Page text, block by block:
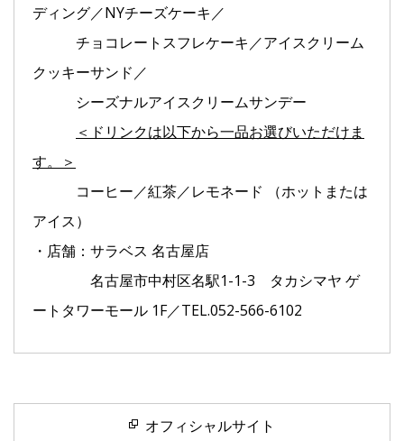
ディング／NYチーズケーキ／
チョコレートスフレケーキ／アイスクリーム
クッキーサンド／
シーズナルアイスクリームサンデー
＜ドリンクは以下から一品お選びいただけま
す。＞
コーヒー／紅茶／レモネード （ホットまたは
アイス）
・店舗：サラベス 名古屋店
名古屋市中村区名駅1-1-3 タカシマヤ ゲ
ートタワーモール 1F／TEL.052-566-6102
オフィシャルサイト